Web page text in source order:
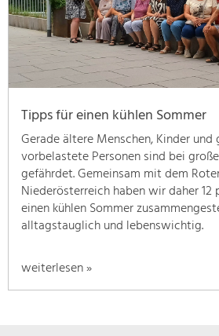
geben
wir
hier
eine
Übersicht
unsere
Für
mehr
Informationen
einfach
das
schon
Tipps für einen kühlen Sommer
Gerade ältere Menschen, Kinder
vorbelastete Personen sind bei
gefährdet. Gemeinsam mit dem
Niederösterreich haben wir daher 12
einen kühlen Sommer
alltagstauglich und lebenswichtig.
weiterlesen »